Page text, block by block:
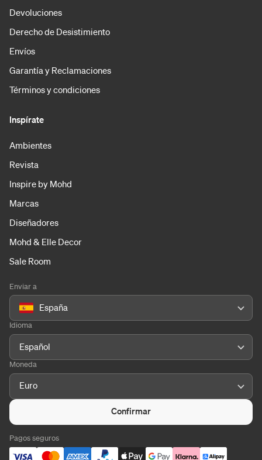
Devoluciones
Derecho de Desistimiento
Envíos
Garantía y Reclamaciones
Términos y condiciones
Inspírate
Ambientes
Revista
Inspire by Mohd
Marcas
Diseñadores
Mohd & Elle Decor
Sale Room
Enviar a
España
Idioma
Español
Moneda
Euro
Confirmar
Pagos seguros